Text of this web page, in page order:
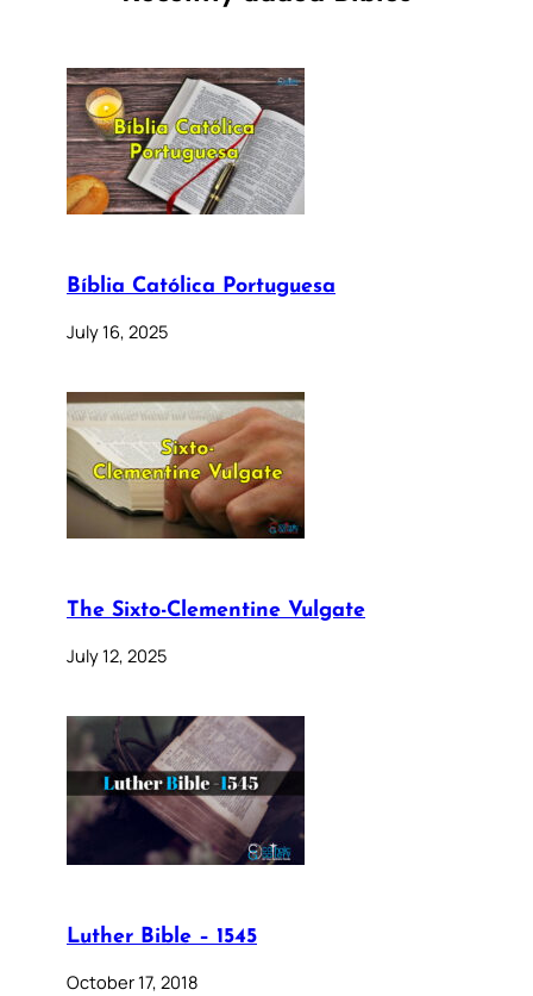
Bíblia Católica Portuguesa
July 16, 2025
The Sixto-Clementine Vulgate
July 12, 2025
Luther Bible – 1545
October 17, 2018